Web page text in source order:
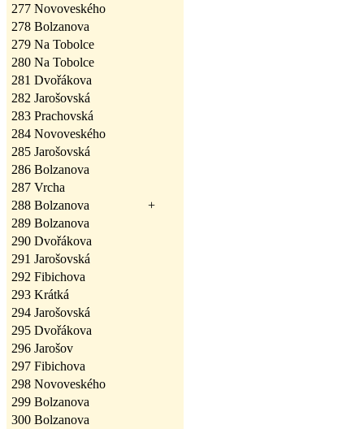
277 Novoveského
278 Bolzanova
279 Na Tobolce
280 Na Tobolce
281 Dvořákova
282 Jarošovská
283 Prachovská
284 Novoveského
285 Jarošovská
286 Bolzanova
287 Vrcha
288 Bolzanova
+
289 Bolzanova
290 Dvořákova
291 Jarošovská
292 Fibichova
293 Krátká
294 Jarošovská
295 Dvořákova
296 Jarošov
297 Fibichova
298 Novoveského
299 Bolzanova
300 Bolzanova